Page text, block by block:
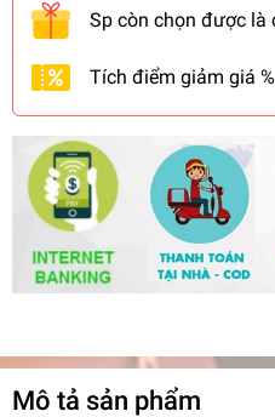
Sp còn chọn được là
Tích điểm giảm giá %
Mô tả sản phẩm